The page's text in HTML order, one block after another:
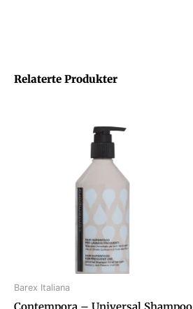
Relaterte Produkter
Barex Italiana
Contempora – Universal Shampoo